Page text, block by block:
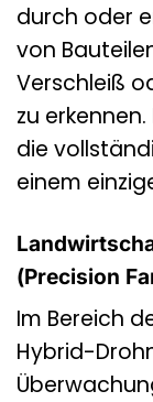
durch oder
von
Verschleiß
zu
die
einem
(Precision
Im Bereich
Hybrid-